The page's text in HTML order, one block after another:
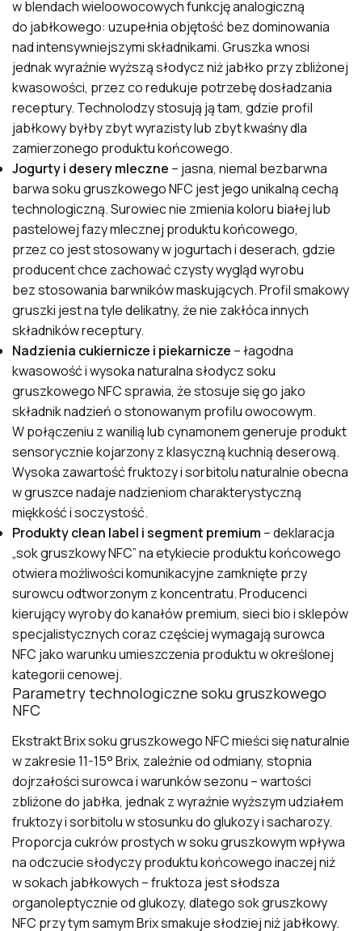
w blendach wieloowocowych funkcję analogiczną
do jabłkowego: uzupełnia objętość bez dominowania
nad intensywniejszymi składnikami. Gruszka wnosi
jednak wyraźnie wyższą słodycz niż jabłko przy zbliżonej
kwasowości, przez co redukuje potrzebę dosładzania
receptury. Technolodzy stosują ją tam, gdzie profil
jabłkowy byłby zbyt wyrazisty lub zbyt kwaśny dla
zamierzonego produktu końcowego.
Jogurty i desery mleczne – jasna, niemal bezbarwna
barwa soku gruszkowego NFC jest jego unikalną cechą
technologiczną. Surowiec nie zmienia koloru białej lub
pastelowej fazy mlecznej produktu końcowego,
przez co jest stosowany w jogurtach i deserach, gdzie
producent chce zachować czysty wygląd wyrobu
bez stosowania barwników maskujących. Profil smakowy
gruszki jest na tyle delikatny, że nie zakłóca innych
składników receptury.
Nadzienia cukiernicze i piekarnicze – łagodna
kwasowość i wysoka naturalna słodycz soku
gruszkowego NFC sprawia, że stosuje się go jako
składnik nadzień o stonowanym profilu owocowym.
W połączeniu z wanilią lub cynamonem generuje produkt
sensorycznie kojarzony z klasyczną kuchnią deserową.
Wysoka zawartość fruktozy i sorbitolu naturalnie obecna
w gruszce nadaje nadzieniom charakterystyczną
miękkość i soczystość.
Produkty clean label i segment premium – deklaracja
„sok gruszkowy NFC” na etykiecie produktu końcowego
otwiera możliwości komunikacyjne zamknięte przy
surowcu odtworzonym z koncentratu. Producenci
kierujący wyroby do kanałów premium, sieci bio i sklepów
specjalistycznych coraz częściej wymagają surowca
NFC jako warunku umieszczenia produktu w określonej
kategorii cenowej.
Parametry technologiczne soku gruszkowego
NFC
Ekstrakt Brix soku gruszkowego NFC mieści się naturalnie
w zakresie 11-15° Brix, zależnie od odmiany, stopnia
dojrzałości surowca i warunków sezonu – wartości
zbliżone do jabłka, jednak z wyraźnie wyższym udziałem
fruktozy i sorbitolu w stosunku do glukozy i sacharozy.
Proporcja cukrów prostych w soku gruszkowym wpływa
na odczucie słodyczy produktu końcowego inaczej niż
w sokach jabłkowych – fruktoza jest słodsza
organoleptycznie od glukozy, dlatego sok gruszkowy
NFC przy tym samym Brix smakuje słodziej niż jabłkowy.